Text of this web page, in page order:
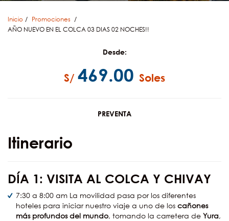
Inicio
Promociones
AÑO NUEVO EN EL COLCA 03 DIAS 02 NOCHES!!
Desde:
S/ 469.00 Soles
PREVENTA
Itinerario
DÍA 1: VISITA AL COLCA Y CHIVAY
7:30 a 8:00 am La movilidad pasa por los diferentes
hoteles para iniciar nuestro viaje a uno de los cañones
más profundos del mundo, tomando la carretera de Yura,